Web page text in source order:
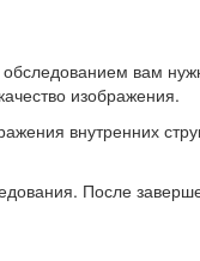
вам
изображения.
внутренних
После